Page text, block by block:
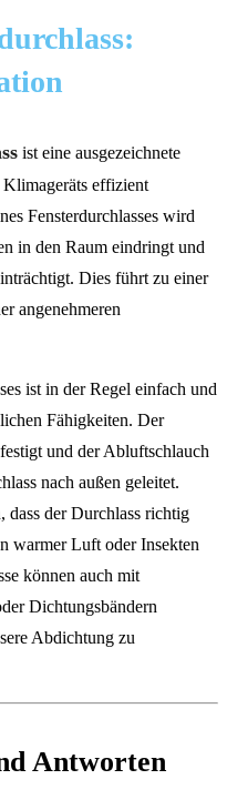
ist eine ausgezeichnete
effizient
Fensterdurchlasses wird
in den Raum eindringt und
Dies führt zu einer
angenehmeren
ist in der Regel einfach und
Fähigkeiten. Der
und der Abluftschlauch
nach außen geleitet.
dass der Durchlass richtig
warmer Luft oder Insekten
können auch mit
Dichtungsbändern
Abdichtung zu
Antworten